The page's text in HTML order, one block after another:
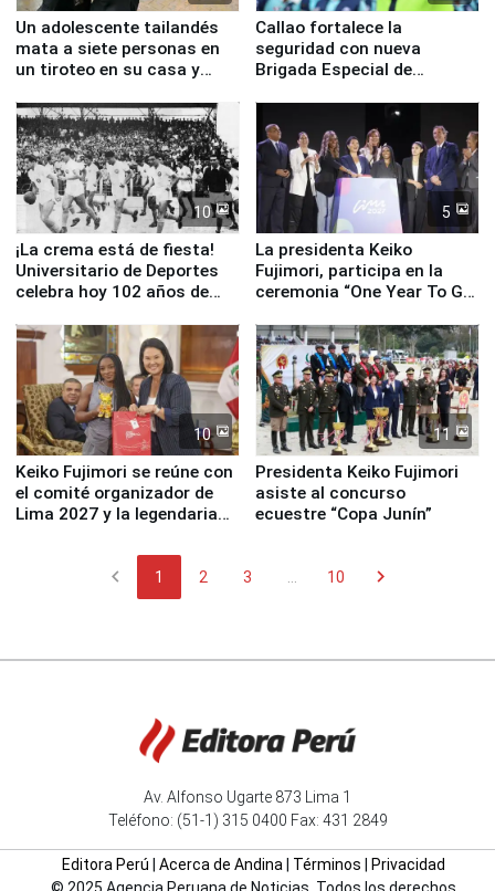
Un adolescente tailandés
mata a siete personas en
un tiroteo en su casa y
Callao fortalece la
seguridad con nueva
Brigada Especial de
equipamiento para
Serenazgo
10
¡La crema está de fiesta!
Universitario de Deportes
celebra hoy 102 años de
5
La presidenta Keiko
Fujimori, participa en la
ceremonia “One Year To Go
10
Keiko Fujimori se reúne con
el comité organizador de
Lima 2027 y la legendaria
11
Presidenta Keiko Fujimori
asiste al concurso
ecuestre “Copa Junín”
chevron_left 1 2 3 10 chevron_right
Av. Alfonso Ugarte 873 Lima 1
Teléfono: (51-1) 315 0400 Fax: 431 2849
Editora Perú Acerca de Andina| Términos
Privacidad